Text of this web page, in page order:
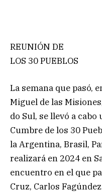
REUNIÓN DE
LOS 30 PUEBLOS
La semana que pasó,
Miguel de las
do Sul, se llevó a cabo
Cumbre de los 30
la Argentina, Brasil,
realizará en 2024 en
encuentro en el que
Cruz, Carlos